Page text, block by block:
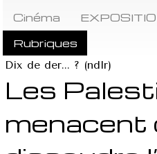
Cinéma
Rubriques
Dix de der... ? (ndlr)
Les
menacent